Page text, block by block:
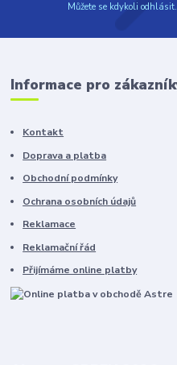
Můžete se kdykoli
Informace pro
Kontakt
Doprava a platba
Obchodní podmínky
Ochrana osobních údajů
Reklamace
Reklamační řád
Přijímáme online platby